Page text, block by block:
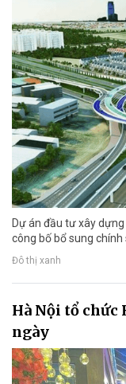
Dự án đầu tư xây
công bố bổ sung
Đô thị xanh
Hà Nội tổ chức
ngày